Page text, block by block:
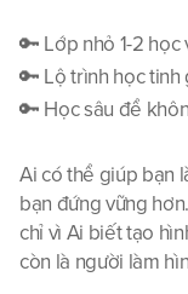
🔑 Lớp nhỏ 1-2 học
🔑 Lộ trình học
🔑 Học sâu để
Ai có thể giúp bạn
bạn đứng vững
chỉ vì Ai biết tạo
còn là người làm